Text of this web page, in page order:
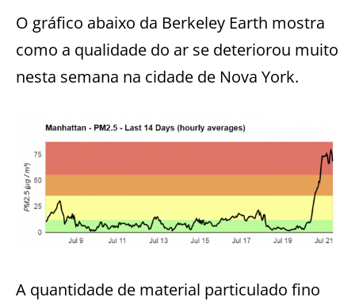
O gráfico abaixo da Berkeley Earth mostra
como a qualidade do ar se deteriorou muito
nesta semana na cidade de Nova York.
A quantidade de material particulado fino